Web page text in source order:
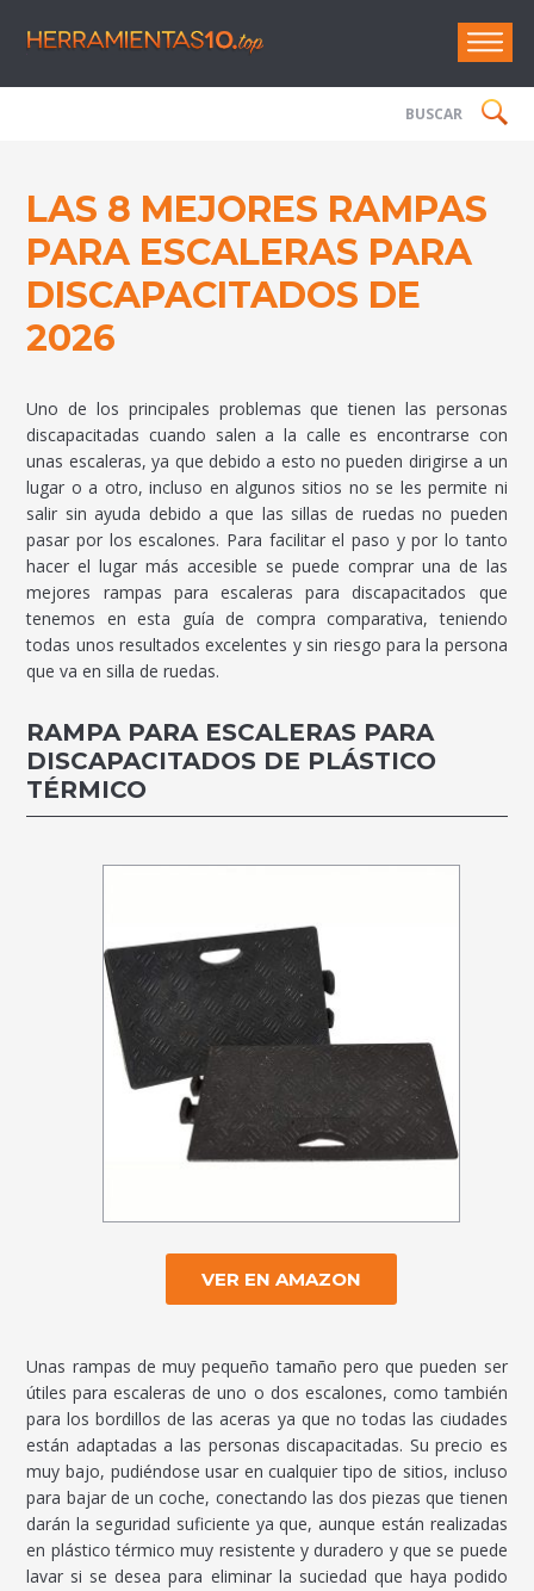
LAS 8 MEJORES RAMPAS
PARA ESCALERAS PARA
DISCAPACITADOS DE
2026
Uno de los principales problemas que tienen las personas
discapacitadas cuando salen a la calle es encontrarse con
unas escaleras, ya que debido a esto no pueden dirigirse a un
lugar o a otro, incluso en algunos sitios no se les permite ni
salir sin ayuda debido a que las sillas de ruedas no pueden
pasar por los escalones. Para facilitar el paso y por lo tanto
hacer el lugar más accesible se puede comprar una de las
mejores rampas para escaleras para discapacitados que
tenemos en esta guía de compra comparativa, teniendo
todas unos resultados excelentes y sin riesgo para la persona
que va en silla de ruedas.
RAMPA PARA ESCALERAS PARA
DISCAPACITADOS DE PLÁSTICO
TÉRMICO
VER EN AMAZON
Unas rampas de muy pequeño tamaño pero que pueden ser
útiles para escaleras de uno o dos escalones, como también
para los bordillos de las aceras ya que no todas las ciudades
están adaptadas a las personas discapacitadas. Su precio es
muy bajo, pudiéndose usar en cualquier tipo de sitios, incluso
para bajar de un coche, conectando las dos piezas que tienen
darán la seguridad suficiente ya que, aunque están realizadas
en plástico térmico muy resistente y duradero y que se puede
lavar si se desea para eliminar la suciedad que haya podido